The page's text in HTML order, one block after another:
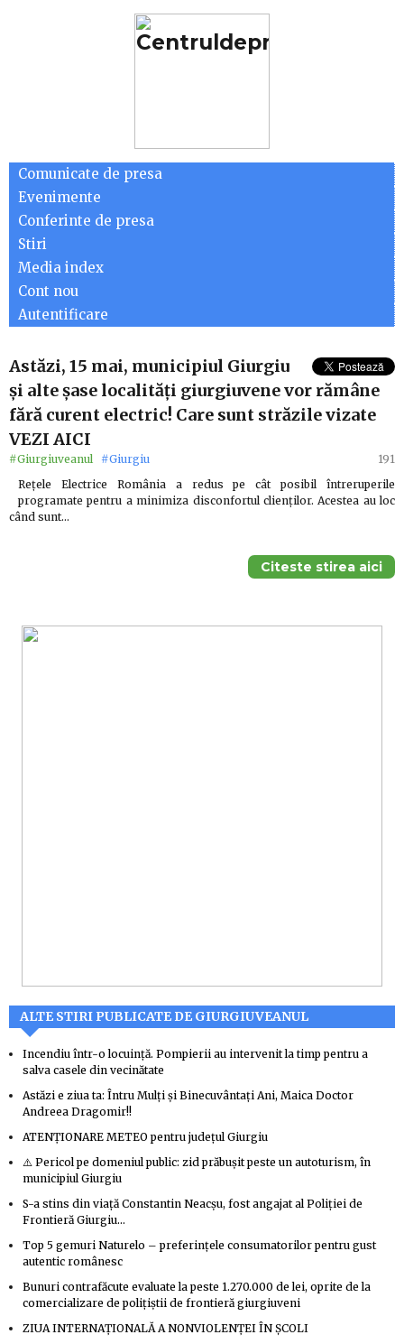
Comunicate de presa
Evenimente
Conferinte de presa
Stiri
Media index
Cont nou
Autentificare
Astăzi, 15 mai, municipiul Giurgiu
şi alte şase localităţi giurgiuvene vor rămâne
fără curent electric! Care sunt străzile vizate
VEZI AICI
#Giurgiuveanul #Giurgiu
191
Rețele Electrice România a redus pe cât posibil întreruperile
programate pentru a minimiza disconfortul clienților. Acestea au loc
când sunt…
Citeste stirea aici
ALTE STIRI PUBLICATE DE GIURGIUVEANUL
Incendiu într-o locuință. Pompierii au intervenit la timp pentru a
salva casele din vecinătate
Astăzi e ziua ta: Întru Mulți și Binecuvântați Ani, Maica Doctor
Andreea Dragomir!!
ATENŢIONARE METEO pentru judeţul Giurgiu
⚠️ Pericol pe domeniul public: zid prăbușit peste un autoturism, în
municipiul Giurgiu
S-a stins din viață Constantin Neacșu, fost angajat al Poliției de
Frontieră Giurgiu…
Top 5 gemuri Naturelo – preferințele consumatorilor pentru gust
autentic românesc
Bunuri contrafăcute evaluate la peste 1.270.000 de lei, oprite de la
comercializare de polițiștii de frontieră giurgiuveni
ZIUA INTERNAȚIONALĂ A NONVIOLENȚEI ÎN ȘCOLI